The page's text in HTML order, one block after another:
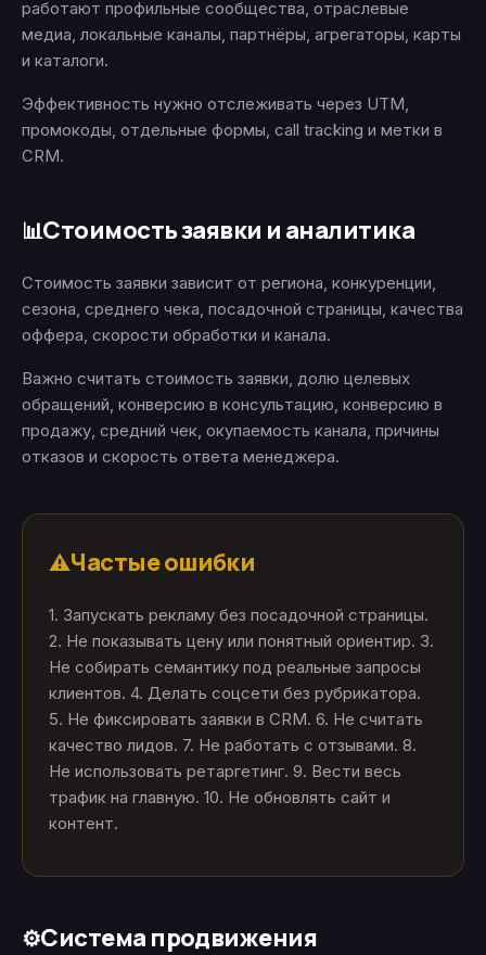
работают профильные сообщества, отраслевые
медиа, локальные каналы, партнёры, агрегаторы, карты
и каталоги.
Эффективность нужно отслеживать через UTM,
промокоды, отдельные формы, call tracking и метки в
CRM.
📊Стоимость заявки и аналитика
Стоимость заявки зависит от региона, конкуренции,
сезона, среднего чека, посадочной страницы, качества
оффера, скорости обработки и канала.
Важно считать стоимость заявки, долю целевых
обращений, конверсию в консультацию, конверсию в
продажу, средний чек, окупаемость канала, причины
отказов и скорость ответа менеджера.
⚠️Частые ошибки
1. Запускать рекламу без посадочной страницы.
2. Не показывать цену или понятный ориентир. 3.
Не собирать семантику под реальные запросы
клиентов. 4. Делать соцсети без рубрикатора.
5. Не фиксировать заявки в CRM. 6. Не считать
качество лидов. 7. Не работать с отзывами. 8.
Не использовать ретаргетинг. 9. Вести весь
трафик на главную. 10. Не обновлять сайт и
контент.
⚙️Система продвижения